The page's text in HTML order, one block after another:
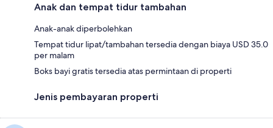
Anak dan tempat tidur tambahan
Anak-anak diperbolehkan
Tempat tidur lipat/tambahan tersedia dengan biaya USD 35.0
per malam
Boks bayi gratis tersedia atas permintaan di properti
Jenis pembayaran properti